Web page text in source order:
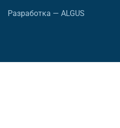
Разработка — ALGUS